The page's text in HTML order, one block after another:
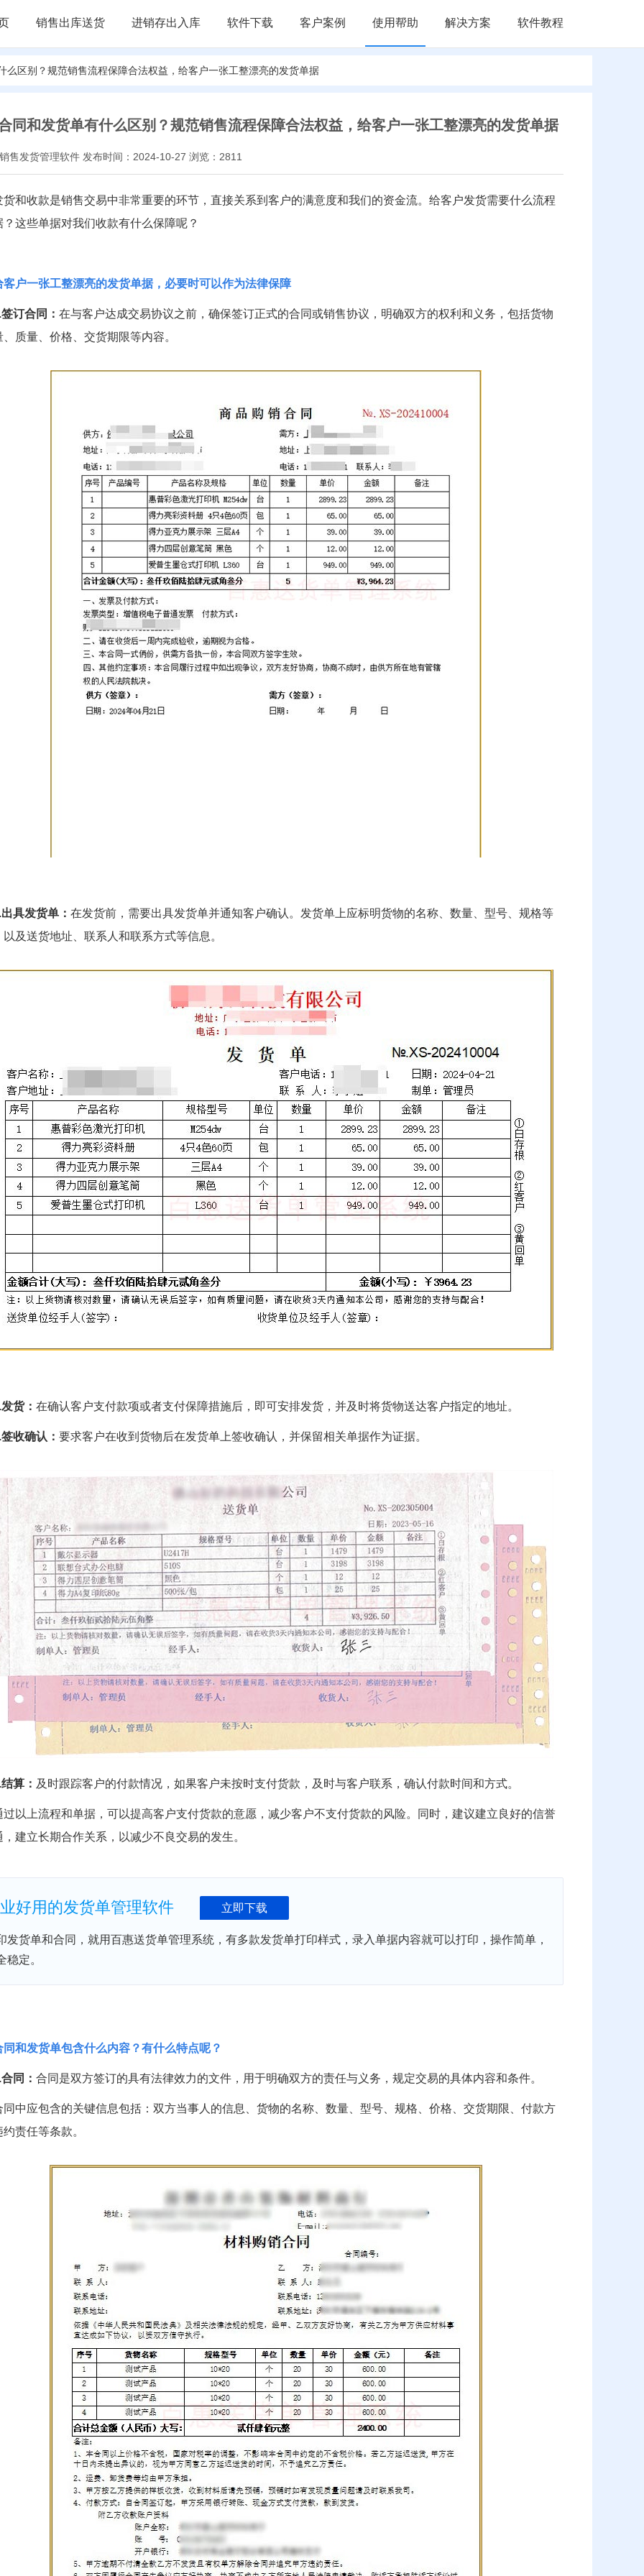
销售出库送货 进销存出入库 软件下载 客户案例 使用帮助 解决方案 软件教程
么区别？规范销售流程保障合法权益，给客户一张工整漂亮的发货单据
同和发货单有什么区别？规范销售流程保障合法权益，给客户一张工整漂亮的发货单据
售发货管理软件 发布时间：2024-10-27 浏览：2811
货和收款是销售交易中非常重要的环节，直接关系到客户的满意度和我们的资金流。给客户发货需要什么流程
？这些单据对我们收款有什么保障呢？
客户一张工整漂亮的发货单据，必要时可以作为法律保障
订合同： 在与客户达成交易协议之前，确保签订正式的合同或销售协议，明确双方的权利和义务，包括货物
质量、价格、交货期限等内容。
具发货单： 在发货前，需要出具发货单并通知客户确认。发货单上应标明货物的名称、数量、型号、规格等
及送货地址、联系人和联系方式等信息。
货： 在确认客户支付款项或者支付保障措施后，即可安排发货，并及时将货物送达客户指定的地址。
收确认： 要求客户在收到货物后在发货单上签收确认，并保留相关单据作为证据。
算： 及时跟踪客户的付款情况，如果客户未按时支付货款，及时与客户联系，确认付款时间和方式。
过以上流程和单据，可以提高客户支付货款的意愿，减少客户不支付货款的风险。同时，建议建立良好的信誉
建立长期合作关系，以减少不良交易的发生。
好用的发货单管理软件 立即下载
发货单和合同，就用百惠送货单管理系统，有多款发货单打印样式，录入单据内容就可以打印，操作简单，
稳定。
同和发货单包含什么内容？有什么特点呢？
同： 合同是双方签订的具有法律效力的文件，用于明确双方的责任与义务，规定交易的具体内容和条件。
同中应包含的关键信息包括：双方当事人的信息、货物的名称、数量、型号、规格、价格、交货期限、付款方
责任等条款。